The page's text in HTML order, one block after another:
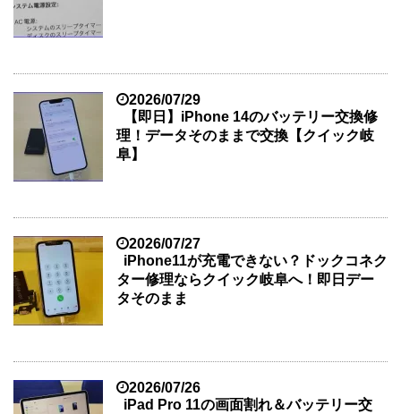
2026/07/29
【即日】iPhone 14のバッテリー交換修
理！データそのままで交換【クイック岐
阜】
2026/07/27
iPhone11が充電できない？ドックコネク
ター修理ならクイック岐阜へ！即日デー
タそのまま
2026/07/26
iPad Pro 11の画面割れ＆バッテリー交